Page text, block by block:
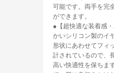
可能です。両手を完
ができます。
●【超快適な装着感
かいシリコン製のイ
形状にあわせてフィ
計されているので、
高い快適性を保ちま